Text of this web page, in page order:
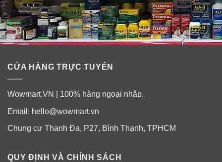
CỬA HÀNG TRỰC TUYẾN
Wowmart.VN | 100% hàng ngoại nhập.
Email: hello@wowmart.vn
Chung cư Thanh Đa, P27, Bình Thạnh, TPHCM
QUY ĐỊNH VÀ CHÍNH SÁCH